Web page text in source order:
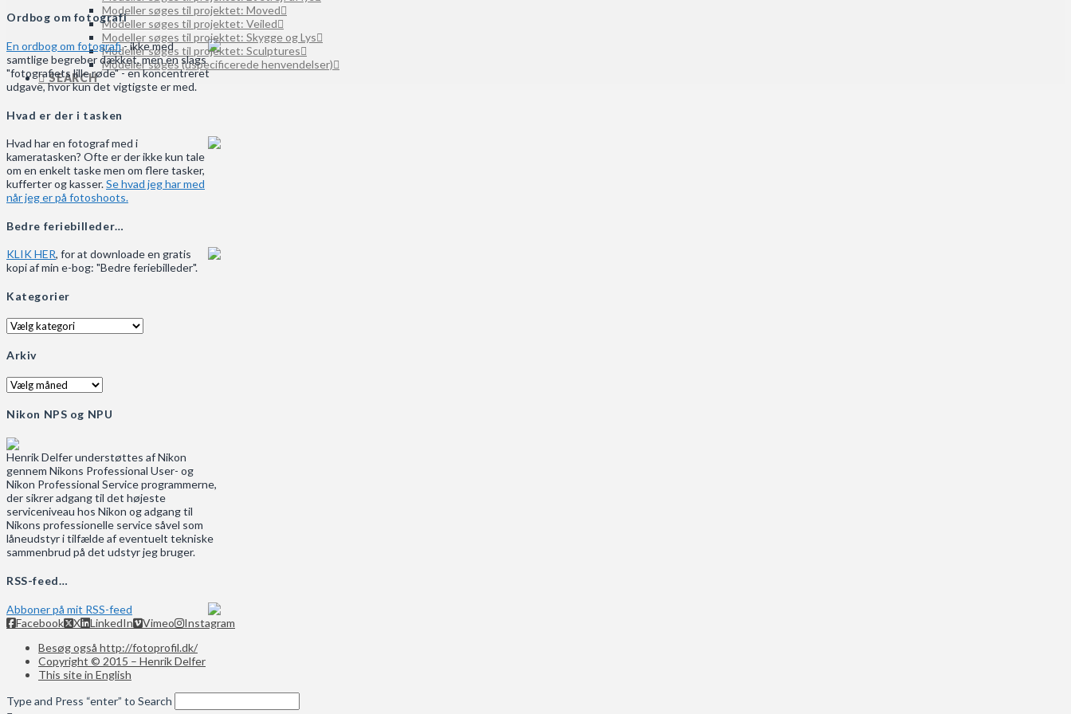
Modeller søges til projektet: Moved
Modeller søges til projektet: Veiled
Modeller søges til projektet: Skygge og Lys
Modeller søges til projektet: Sculptures
Modeller søges (uspecificerede henvendelser)
SEARCH
Ordbog om fotografi
En ordbog om fotografi- ikke med
samtlige begreber dækket, men en slags
"fotografiets lille røde" - en koncentreret
udgave, hvor kun det vigtigste er med.
Hvad er der i tasken
Hvad har en fotograf med i
kameratasken? Ofte er der ikke kun tale
om en enkelt taske men om flere tasker,
kufferter og kasser.Se hvad jeg har med
når jeg er på fotoshoots.
Bedre feriebilleder…
KLIK HER, for at downloade en gratis
kopi af min e-bog: "Bedre feriebilleder".
Kategorier
Kategorier
Arkiv
Arkiv
Nikon NPS og NPU
Henrik Delfer understøttes af Nikon
gennem Nikons Professional User- og
Nikon Professional Service programmerne,
der sikrer adgang til det højeste
serviceniveau hos Nikon og adgang til
Nikons professionelle service såvel som
låneudstyr i tilfælde af eventuelt tekniske
sammenbrud på det udstyr jeg bruger.
RSS-feed…
Abboner på mit RSS-feed
Facebook
X LinkedIn Vimeo
Instagram
Besøg også http://fotoprofil.dk/
Copyright © 2015 – Henrik Delfer
This site in English
Type and Press “enter” to Search